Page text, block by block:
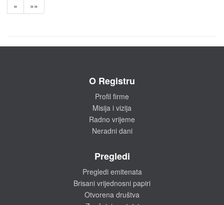
»
»»
O Registru
Profil firme
Misija i vizija
Radno vrijeme
Neradni dani
Pregledi
Pregledi emitenata
Brisani vrijednosni papiri
Otvorena društva